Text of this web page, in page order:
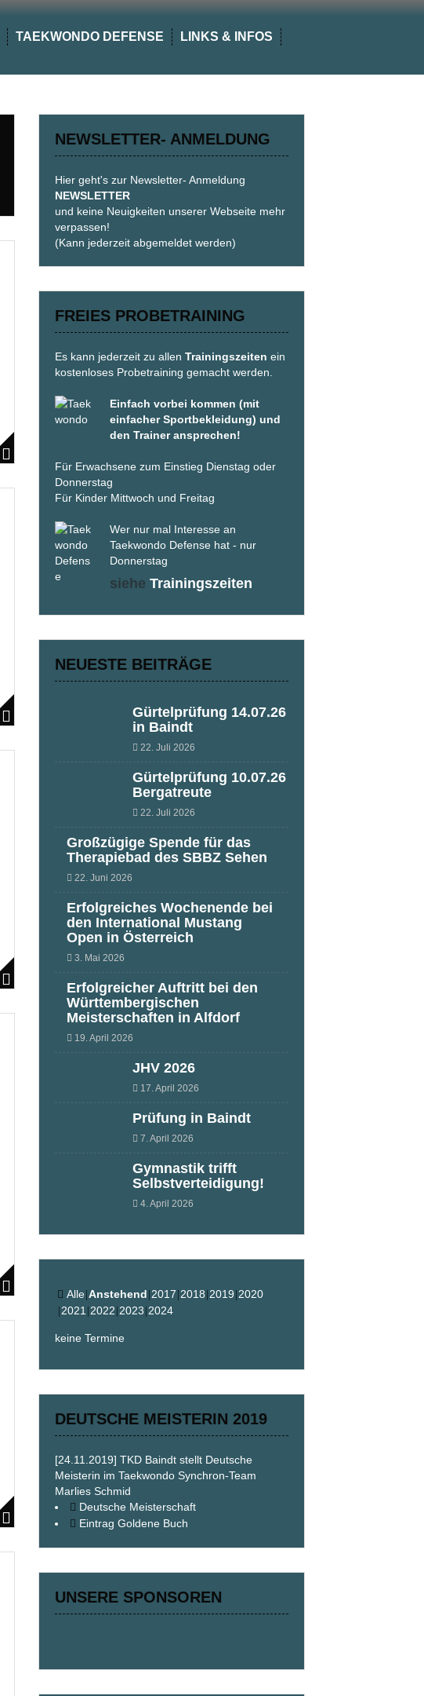
TAEKWONDO DEFENSE
LINKS & INFOS
NEWSLETTER- ANMELDUNG
Hier geht's zur Newsletter- Anmeldung
NEWSLETTER
und keine Neuigkeiten unserer Webseite mehr
verpassen!
(Kann jederzeit abgemeldet werden)
FREIES PROBETRAINING
Es kann jederzeit zu allen Trainingszeiten ein
kostenloses Probetraining gemacht werden.
Einfach vorbei kommen (mit
einfacher Sportbekleidung) und
den Trainer ansprechen!
Für Erwachsene zum Einstieg Dienstag oder
Donnerstag
Für Kinder Mittwoch und Freitag
Wer nur mal Interesse an
Taekwondo Defense hat - nur
Donnerstag
siehe Trainingszeiten
NEUESTE BEITRÄGE
Gürtelprüfung 14.07.26
in Baindt
22. Juli 2026
Gürtelprüfung 10.07.26
Bergatreute
22. Juli 2026
Großzügige Spende für das
Therapiebad des SBBZ Sehen
22. Juni 2026
Erfolgreiches Wochenende bei
den International Mustang
Open in Österreich
3. Mai 2026
Erfolgreicher Auftritt bei den
Württembergischen
Meisterschaften in Alfdorf
19. April 2026
JHV 2026
17. April 2026
Prüfung in Baindt
7. April 2026
Gymnastik trifft
Selbstverteidigung!
4. April 2026
Alle Anstehend 2017 2018 2019 2020
2021 2022 2023 2024
keine Termine
DEUTSCHE MEISTERIN 2019
[24.11.2019] TKD Baindt stellt Deutsche
Meisterin im Taekwondo Synchron-Team
Marlies Schmid
Deutsche Meisterschaft
Eintrag Goldene Buch
UNSERE SPONSOREN